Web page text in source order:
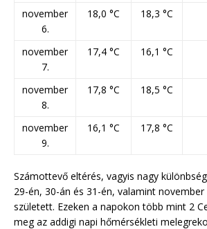
november
6.
18,0 °C 18,3 °C
november
7.
17,4 °C 16,1 °C
november
8.
17,8 °C 18,5 °C
november
9.
16,1 °C 17,8 °C
Számottevő eltérés, vagyis nagy
29-én, 30-án és 31-én, valamint
született. Ezeken a napokon több mint 2
meg az addigi napi hőmérsékleti